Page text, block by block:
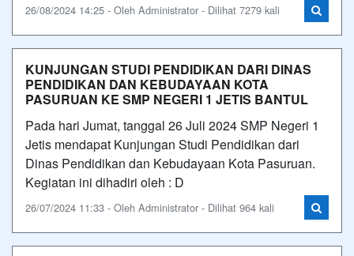
26/08/2024 14:25 - Oleh Administrator - Dilihat 7279 kali
KUNJUNGAN STUDI PENDIDIKAN DARI DINAS
PENDIDIKAN DAN KEBUDAYAAN KOTA
PASURUAN KE SMP NEGERI 1 JETIS BANTUL
Pada hari Jumat, tanggal 26 Juli 2024 SMP Negeri 1
Jetis mendapat Kunjungan Studi Pendidikan dari
Dinas Pendidikan dan Kebudayaan Kota Pasuruan.
Kegiatan ini dihadiri oleh : D
26/07/2024 11:33 - Oleh Administrator - Dilihat 964 kali